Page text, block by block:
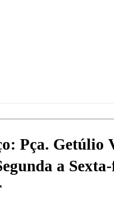
Pça. Getúlio
a